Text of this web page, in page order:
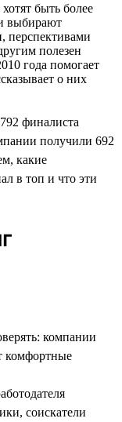
быть более
выбирают
перспективами
полезен
года помогает
о них
финалиста
получили 692
какие
в топ и что эти
компании
комфортные
соискатели